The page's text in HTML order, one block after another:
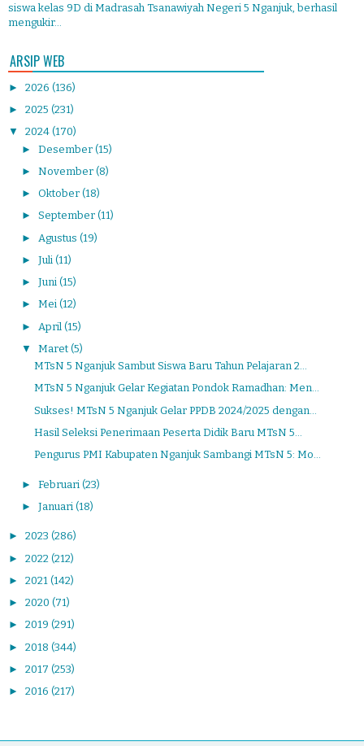
siswa kelas 9D di Madrasah Tsanawiyah Negeri 5 Nganjuk, berhasil
mengukir...
ARSIP WEB
► 2026 (136)
► 2025 (231)
▼ 2024 (170)
► Desember (15)
► November (8)
► Oktober (18)
► September (11)
► Agustus (19)
► Juli (11)
► Juni (15)
► Mei (12)
► April (15)
▼ Maret (5)
MTsN 5 Nganjuk Sambut Siswa Baru Tahun Pelajaran 2...
MTsN 5 Nganjuk Gelar Kegiatan Pondok Ramadhan: Men...
Sukses! MTsN 5 Nganjuk Gelar PPDB 2024/2025 dengan...
Hasil Seleksi Penerimaan Peserta Didik Baru MTsN 5...
Pengurus PMI Kabupaten Nganjuk Sambangi MTsN 5: Mo...
► Februari (23)
► Januari (18)
► 2023 (286)
► 2022 (212)
► 2021 (142)
► 2020 (71)
► 2019 (291)
► 2018 (344)
► 2017 (253)
► 2016 (217)